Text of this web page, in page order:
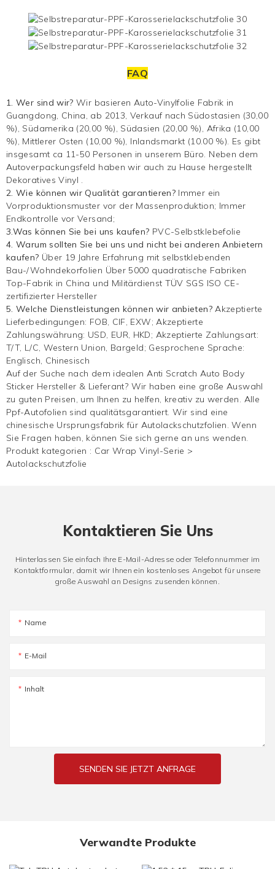
FAQ
1. Wer sind wir?Wir basieren Auto-Vinylfolie Fabrik in
Guangdong, China, ab 2013, Verkauf nach Südostasien (30,00
%), Südamerika (20,00 %), Südasien (20,00 %), Afrika (10,00
%), Mittlerer Osten (10,00 %), Inlandsmarkt (10.00 %). Es gibt
insgesamt ca 11-50 Personen in unserem Büro. Neben dem
Autoverpackungsfeld haben wir auch zu Hause hergestellt
Dekoratives Vinyl .
2. Wie können wir Qualität garantieren? Immer ein
Vorproduktionsmuster vor der Massenproduktion; Immer
Endkontrolle vor Versand;
3.Was können Sie bei uns kaufen? PVC-Selbstklebefolie
4. Warum sollten Sie bei uns und nicht bei anderen Anbietern
kaufen? Über 19 Jahre Erfahrung mit selbstklebenden
Bau-/Wohndekorfolien Über 5000 quadratische Fabriken
Top-Fabrik in China und Militärdienst TÜV SGS ISO CE-
zertifizierter Hersteller
5. Welche Dienstleistungen können wir anbieten?Akzeptierte
Lieferbedingungen: FOB, CIF, EXW; Akzeptierte
Zahlungswährung: USD, EUR, HKD; Akzeptierte Zahlungsart:
T/T, L/C, Western Union, Bargeld; Gesprochene Sprache:
Englisch, Chinesisch
Auf der Suche nach dem idealen Anti Scratch Auto Body
Sticker Hersteller & Lieferant? Wir haben eine große Auswahl
zu guten Preisen, um Ihnen zu helfen, kreativ zu werden. Alle
Ppf-Autofolien sind qualitätsgarantiert. Wir sind eine
chinesische Ursprungsfabrik für Autolackschutzfolien. Wenn
Sie Fragen haben, können Sie sich gerne an uns wenden.
Produkt kategorien : Car Wrap Vinyl-Serie >
Autolackschutzfolie
Kontaktieren Sie Uns
Hinterlassen Sie einfach Ihre E-Mail-Adresse oder Telefonnummer im
Kontaktformular, damit wir Ihnen ein kostenloses Angebot für unsere
große Auswahl an Designs zusenden können.
Name
E-Mail
Inhalt
SENDEN SIE JETZT ANFRAGE
Verwandte Produkte